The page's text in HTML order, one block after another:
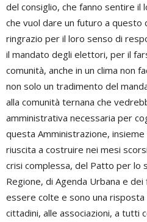
del consiglio, che fanno sentire il
che vuol dare un futuro a questo
ringrazio per il loro senso di
il mandato degli elettori, per il
comunità, anche in un clima non
non solo un tradimento del
alla comunità ternana che
amministrativa necessaria per
questa Amministrazione,
riuscita a costruire nei mesi
crisi complessa, del Patto per lo
Regione, di Agenda Urbana e
essere colte e sono una risposta
cittadini, alle associazioni, a tutti